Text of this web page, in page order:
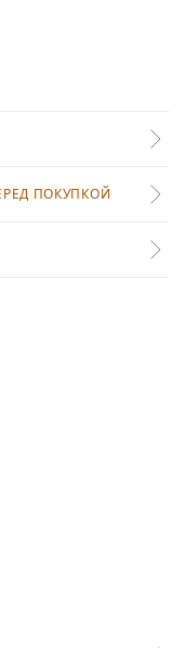
ПОКУПКОЙ